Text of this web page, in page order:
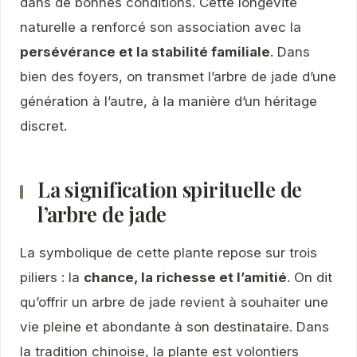
naturelle a renforcé son association avec la
persévérance et la stabilité familiale. Dans
bien des foyers, on transmet l’arbre de jade d’une
génération à l’autre, à la manière d’un héritage
discret.
La signification spirituelle de
l’arbre de jade
La symbolique de cette plante repose sur trois
piliers : la chance, la richesse et l’amitié. On dit
qu’offrir un arbre de jade revient à souhaiter une
vie pleine et abondante à son destinataire. Dans
la tradition chinoise, la plante est volontiers